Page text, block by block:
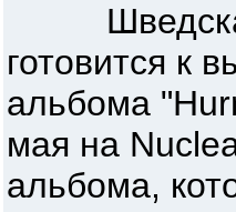
Шведская
готовится к
альбома
мая на
альбома,